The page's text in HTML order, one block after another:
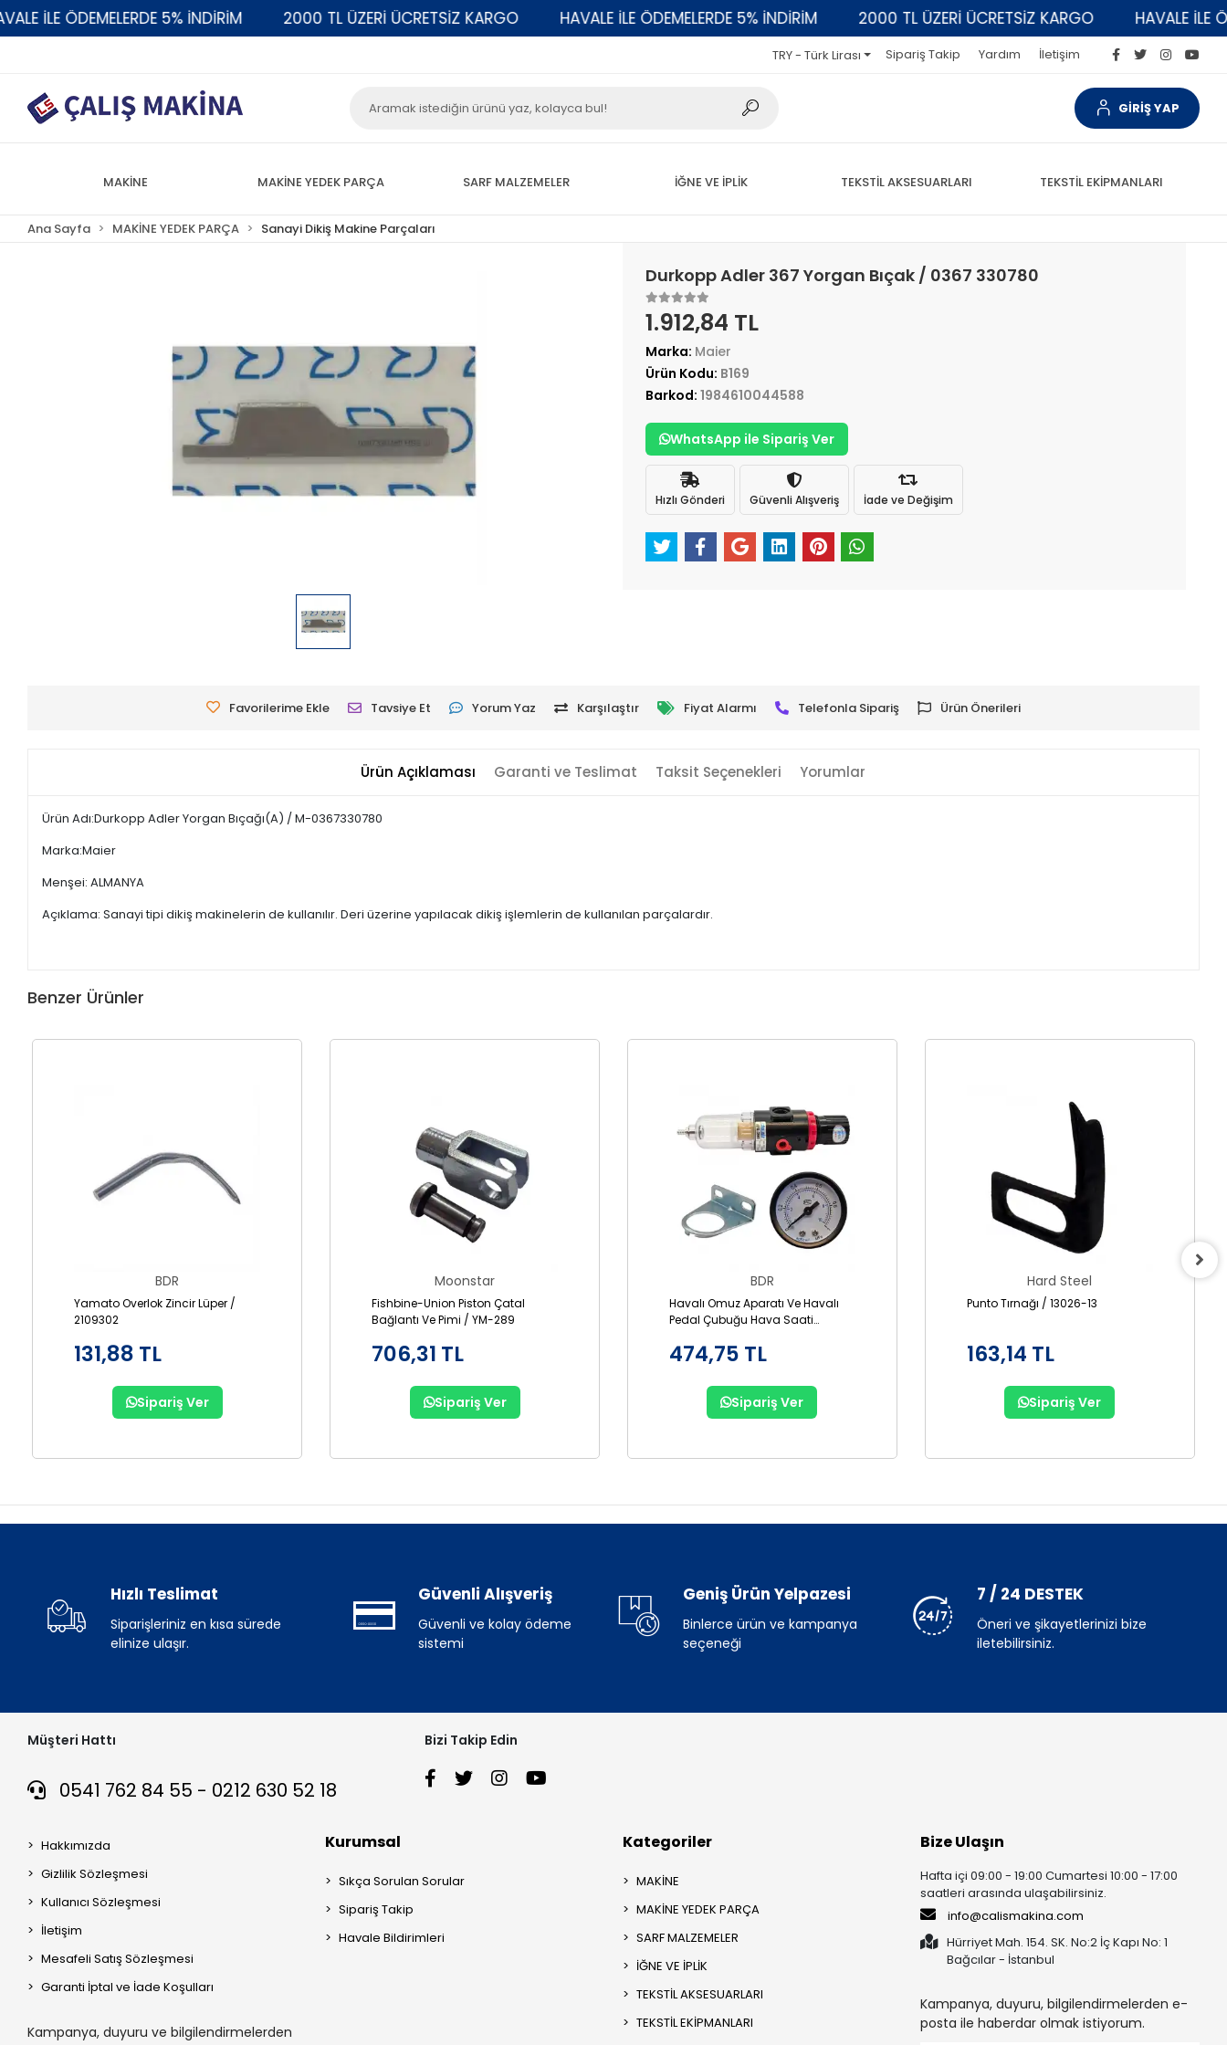
İLE ÖDEMELERDE 5% İNDİRİM 2000 TL ÜZERİ ÜCRETSİZ KARGO HAVALE İLE ÖDEMELERDE 5% İNDİRİM 2000 TL ÜZERİ ÜCRETSİZ KARGO HAVALE İLE
TRY - Türk Lirası Sipariş Takip Yardım İletişim
GİRİŞ YAP
MAKİNE MAKİNE YEDEK PARÇA SARF MALZEMELER İĞNE VE İPLİK TEKSTİL AKSESUARLARI TEKSTİL EKİPMANLARI
Ana Sayfa MAKİNE YEDEK PARÇA Sanayi Dikiş Makine Parçaları
Durkopp Adler 367 Yorgan Bıçak / 0367 330780
1.912,84 TL
Marka: Maier
Ürün Kodu: B169
Barkod: 1984610044588
WhatsApp ile Sipariş Ver
Hızlı Gönderi Güvenli Alışveriş İade ve Değişim
Favorilerime Ekle Tavsiye Et Yorum Yaz Karşılaştır Fiyat Alarmı Telefonla Sipariş Ürün Önerileri
Ürün Açıklaması Garanti ve Teslimat Taksit Seçenekleri Yorumlar
Ürün Adı:Durkopp Adler Yorgan Bıçağı(A) / M-0367330780
Marka:Maier
Menşei: ALMANYA
Açıklama: Sanayi tipi dikiş makinelerin de kullanılır. Deri üzerine yapılacak dikiş işlemlerin de kullanılan parçalardır.
Benzer Ürünler
BDR
Yamato Overlok Zincir Lüper /
2109302
131,88 TL
Sipariş Ver
Moonstar
Fishbine-Union Piston Çatal
Bağlantı Ve Pimi / YM-289
706,31 TL
Sipariş Ver
BDR
Havalı Omuz Aparatı Ve Havalı
Pedal Çubuğu Hava Saati
474,75 TL
Sipariş Ver
Hard Steel
Punto Tırnağı / 13026-13
163,14 TL
Sipariş Ver
Hızlı Teslimat
Siparişleriniz en kısa sürede
elinize ulaşır.
Güvenli Alışveriş
Güvenli ve kolay ödeme
sistemi
Geniş Ürün Yelpazesi
Binlerce ürün ve kampanya
seçeneği
7 / 24 DESTEK
Öneri ve şikayetlerinizi bize
iletebilirsiniz.
Müşteri Hattı
0541 762 84 55 - 0212 630 52 18
Bizi Takip Edin
Hakkımızda
Gizlilik Sözleşmesi
Kullanıcı Sözleşmesi
İletişim
Mesafeli Satış Sözleşmesi
Garanti İptal ve İade Koşulları
Kampanya, duyuru ve bilgilendirmelerden
Kurumsal
Sıkça Sorulan Sorular
Sipariş Takip
Havale Bildirimleri
Kategoriler
MAKİNE
MAKİNE YEDEK PARÇA
SARF MALZEMELER
İĞNE VE İPLİK
TEKSTİL AKSESUARLARI
TEKSTİL EKİPMANLARI
Bize Ulaşın
Hafta içi 09:00 - 19:00 Cumartesi 10:00 - 17:00
saatleri arasında ulaşabilirsiniz.
info@calismakina.com
Hürriyet Mah. 154. SK. No:2 İç Kapı No: 1
Bağcılar - İstanbul
Kampanya, duyuru, bilgilendirmelerden e-
posta ile haberdar olmak istiyorum.